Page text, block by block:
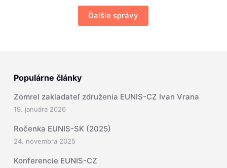
Ďalšie správy
Populárne články
Zomrel zakladateľ združenia EUNIS-CZ Ivan Vrana
19. januára 2026
Ročenka EUNIS-SK (2025)
24. novembra 2025
Konferencie EUNIS-CZ